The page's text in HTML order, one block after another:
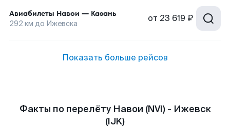
Авиабилеты Навои — Казань
292 км до Ижевска от 23 619 ₽
Показать больше рейсов
Факты по перелёту Навои (NVI) - Ижевск
(IJK)